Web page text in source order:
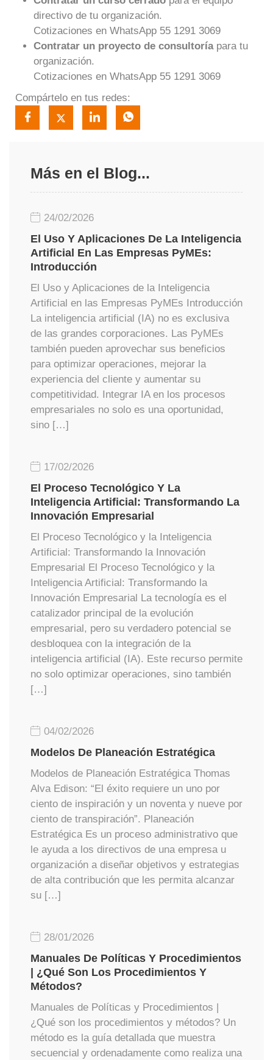
directivo de tu organización.
Cotizaciones en WhatsApp 55 1291 3069
Contratar un proyecto de consultoríapara tu
organización.
Cotizaciones en WhatsApp 55 1291 3069
Compártelo en tus redes:
Más en el Blog...
24/02/2026
El Uso Y Aplicaciones De La Inteligencia
Artificial En Las Empresas PyMEs:
Introducción
El Uso y Aplicaciones de la Inteligencia
Artificial en las Empresas PyMEs Introducción
La inteligencia artificial (IA) no es exclusiva
de las grandes corporaciones. Las PyMEs
también pueden aprovechar sus beneficios
para optimizar operaciones, mejorar la
experiencia del cliente y aumentar su
competitividad. Integrar IA en los procesos
empresariales no solo es una oportunidad,
sino […]
17/02/2026
El Proceso Tecnológico Y La
Inteligencia Artificial: Transformando La
Innovación Empresarial
El Proceso Tecnológico y la Inteligencia
Artificial: Transformando la Innovación
Empresarial El Proceso Tecnológico y la
Inteligencia Artificial: Transformando la
Innovación Empresarial La tecnología es el
catalizador principal de la evolución
empresarial, pero su verdadero potencial se
desbloquea con la integración de la
inteligencia artificial (IA). Este recurso permite
no solo optimizar operaciones, sino también
[…]
04/02/2026
Modelos De Planeación Estratégica
Modelos de Planeación Estratégica Thomas
Alva Edison: “El éxito requiere un uno por
ciento de inspiración y un noventa y nueve por
ciento de transpiración”. Planeación
Estratégica Es un proceso administrativo que
le ayuda a los directivos de una empresa u
organización a diseñar objetivos y estrategias
de alta contribución que les permita alcanzar
su […]
28/01/2026
Manuales De Políticas Y Procedimientos
| ¿Qué Son Los Procedimientos Y
Métodos?
Manuales de Políticas y Procedimientos |
¿Qué son los procedimientos y métodos? Un
método es la guía detallada que muestra
secuencial y ordenadamente como realiza una